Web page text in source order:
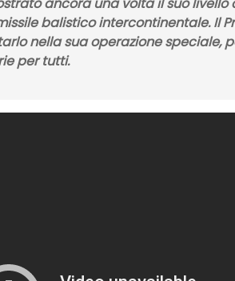
balistico intercontinentale. Il
nella suaoperazione speciale,
per tutti.